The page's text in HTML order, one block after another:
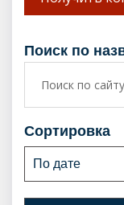
поиск по
сортировка
По дате